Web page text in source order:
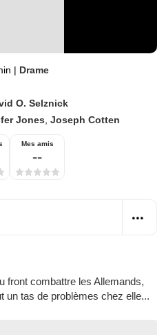
| Drame
O. Selznick
Jones Joseph Cotten
Mes amis
--
front combattre les Allemands,
un tas de problèmes chez elle...